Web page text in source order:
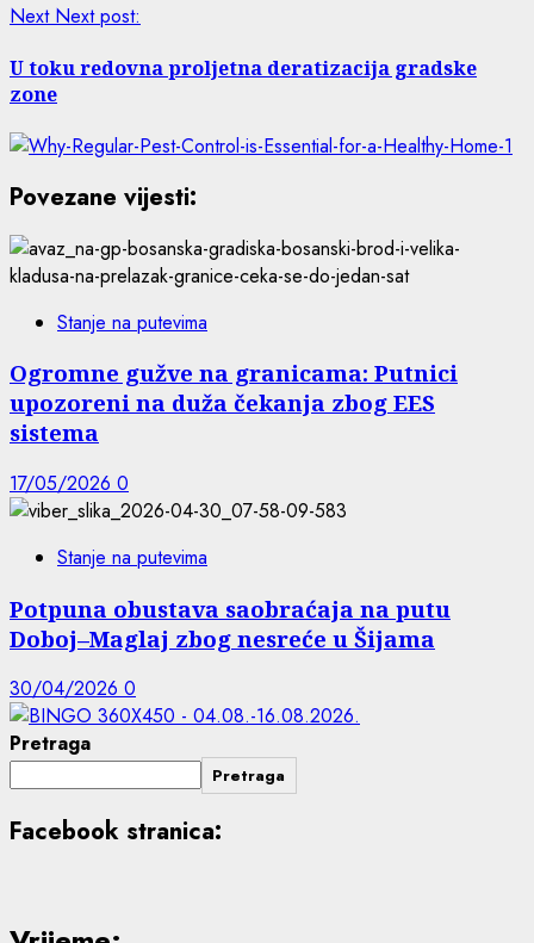
Next Next post:
U toku redovna proljetna deratizacija gradske
zone
Povezane vijesti:
Stanje na putevima
Ogromne gužve na granicama: Putnici
upozoreni na duža čekanja zbog EES
sistema
17/05/2026 0
Stanje na putevima
Potpuna obustava saobraćaja na putu
Doboj–Maglaj zbog nesreće u Šijama
30/04/2026 0
Pretraga
Pretraga
Facebook stranica: